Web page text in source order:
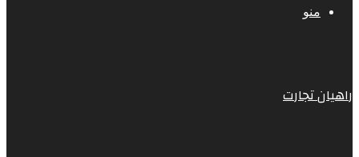
منو
راهیان تجارت